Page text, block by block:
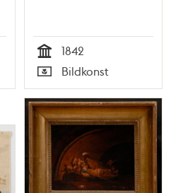
Tid
1842
Typ
Bildkonst